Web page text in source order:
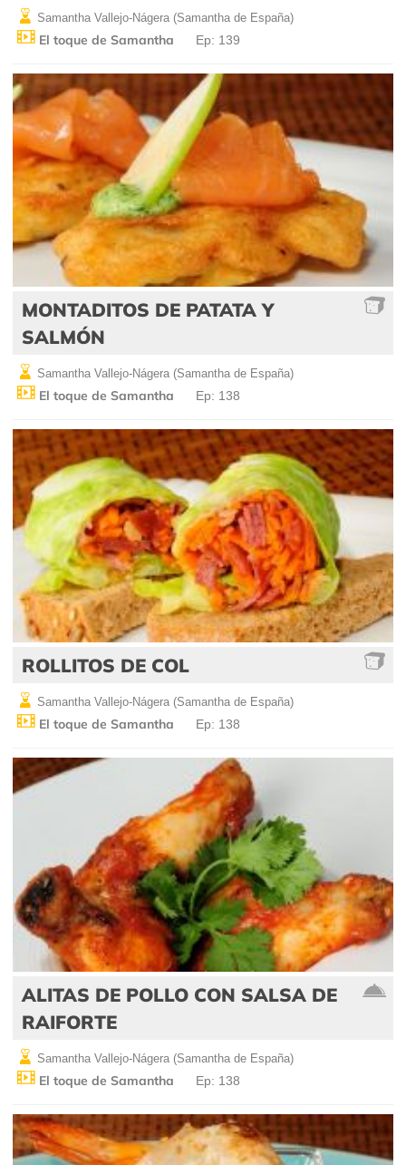
Samantha Vallejo-Nágera (Samantha de España)
El toque de Samantha Ep: 139
MONTADITOS DE PATATA Y
SALMÓN
Samantha Vallejo-Nágera (Samantha de España)
El toque de Samantha Ep: 138
ROLLITOS DE COL
Samantha Vallejo-Nágera (Samantha de España)
El toque de Samantha Ep: 138
ALITAS DE POLLO CON SALSA DE
RAIFORTE
Samantha Vallejo-Nágera (Samantha de España)
El toque de Samantha Ep: 138